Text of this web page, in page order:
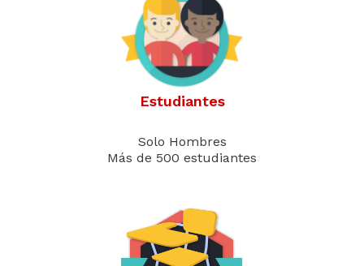
Estudiantes
Solo Hombres
Más de 500 estudiantes